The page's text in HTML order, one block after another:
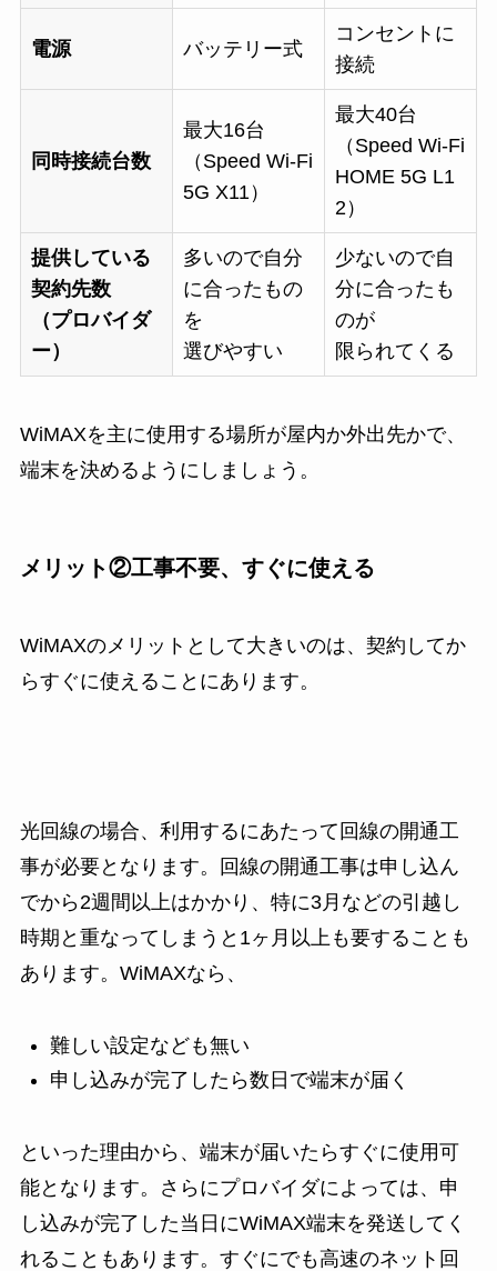
電源 バッテリー式
コンセントに
接続
同時接続台数
最大16台
（Speed Wi-Fi
5G X11）
最大40台
（Speed Wi-Fi
HOME 5G L1
2）
提供している
契約先数
（プロバイダ
ー）
多いので自分
に合ったもの
を
選びやすい
少ないので自
分に合ったも
のが
限られてくる
WiMAXを主に使用する場所が屋内か外出先かで、
端末を決めるようにしましょう。
メリット②工事不要、すぐに使える
WiMAXのメリットとして大きいのは、契約してか
らすぐに使えることにあります。
光回線の場合、利用するにあたって回線の開通工
事が必要となります。回線の開通工事は申し込ん
でから2週間以上はかかり、特に3月などの引越し
時期と重なってしまうと1ヶ月以上も要することも
あります。WiMAXなら、
難しい設定なども無い
申し込みが完了したら数日で端末が届く
といった理由から、端末が届いたらすぐに使用可
能となります。さらにプロバイダによっては、申
し込みが完了した当日にWiMAX端末を発送してく
れることもあります。すぐにでも高速のネット回